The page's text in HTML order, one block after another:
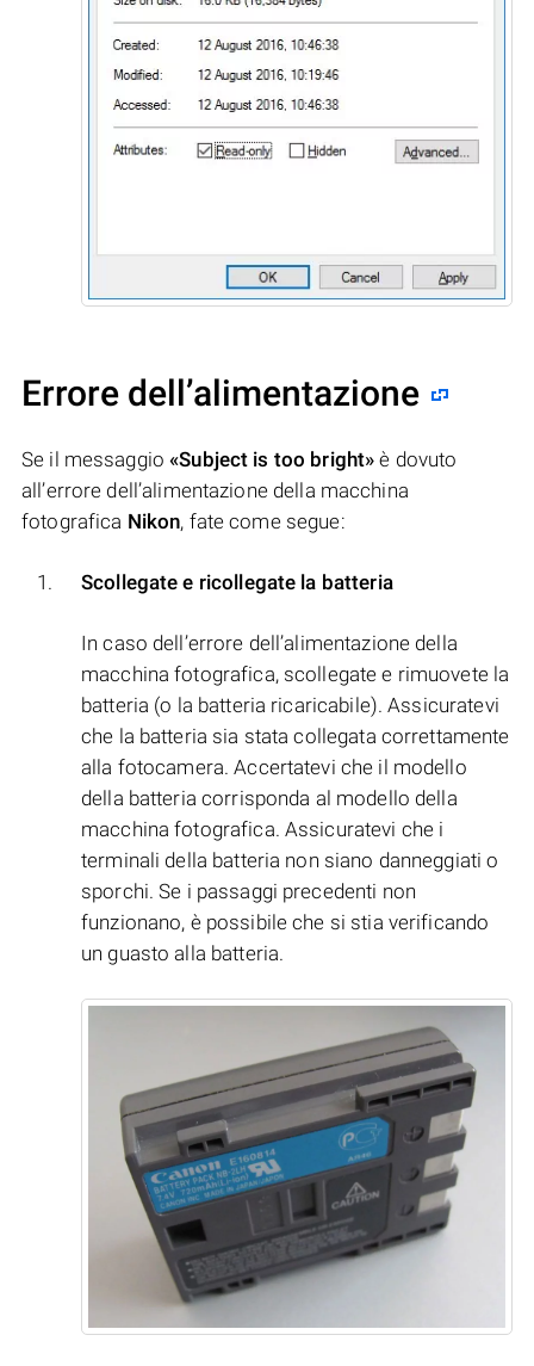
Errore dell’alimentazione
Se il messaggio«Subject is too bright» è dovuto
all’errore dell’alimentazione della macchina
fotografica Nikon, fate come segue:
Scollegate e ricollegate la batteria
In caso dell’errore dell’alimentazione della
macchina fotografica, scollegate e rimuovete la
batteria (o la batteria ricaricabile). Assicuratevi
che la batteria sia stata collegata correttamente
alla fotocamera. Accertatevi che il modello
della batteria corrisponda al modello della
macchina fotografica. Assicuratevi che i
terminali della batteria non siano danneggiati o
sporchi. Se i passaggi precedenti non
funzionano, è possibile che si stia verificando
un guasto alla batteria.